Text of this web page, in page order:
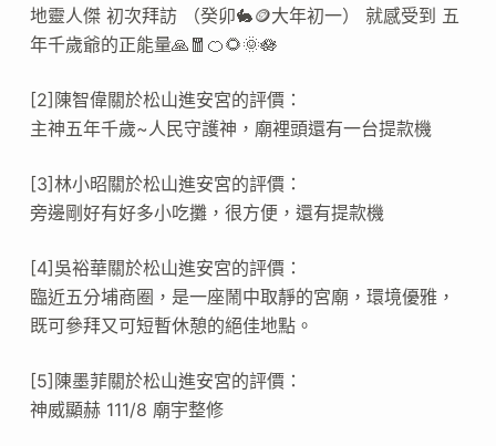
地靈人傑 初次拜訪 （癸卯🐇🪙大年初一） 就感受到 五
年千歲爺的正能量🙏🧧🍊🌻🌞🪷
[2]陳智偉關於松山進安宮的評價：
主神五年千歲~人民守護神，廟裡頭還有一台提款機
[3]林小昭關於松山進安宮的評價：
旁邊剛好有好多小吃攤，很方便，還有提款機
[4]吳裕華關於松山進安宮的評價：
臨近五分埔商圈，是一座鬧中取靜的宮廟，環境優雅，
既可參拜又可短暫休憩的絕佳地點。
[5]陳墨菲關於松山進安宮的評價：
神威顯赫 111/8 廟宇整修